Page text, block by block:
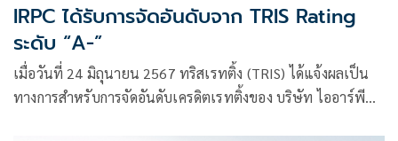
IRPC ได้รับการจัดอันดับจาก TRIS Rating
ระดับ “A-”
เมื่อวันที่ 24 มิถุนายน 2567 ทริสเรทติ้ง (TRIS) ได้แจ้งผลเป็น
ทางการสำหรับการจัดอันดับเครดิตเรทติ้งของ บริษัท ไออาร์พีซี